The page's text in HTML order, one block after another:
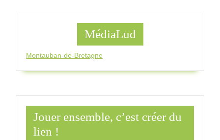
MédiaLud
Montauban-de-Bretagne
Jouer ensemble, c’est créer du
lien !